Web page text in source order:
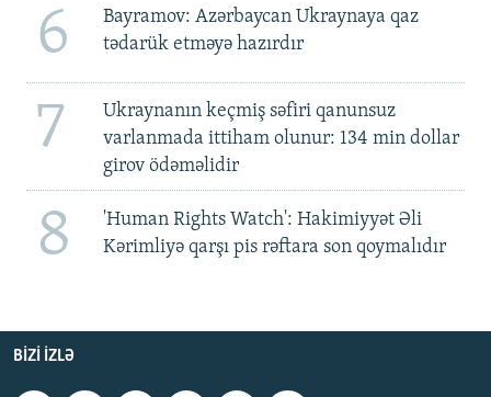
6
Bayramov: Azərbaycan Ukraynaya qaz
tədarük etməyə hazırdır
7
Ukraynanın keçmiş səfiri qanunsuz
varlanmada ittiham olunur: 134 min dollar
girov ödəməlidir
8
'Human Rights Watch': Hakimiyyət Əli
Kərimliyə qarşı pis rəftara son qoymalıdır
BIZI IZLƏ